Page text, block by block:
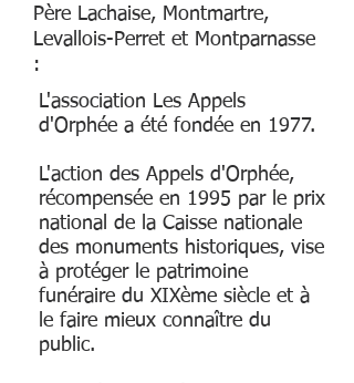
Père Lachaise, Montmartre,
Levallois-Perret et Montparnasse
:
L'association Les Appels
d'Orphée a été fondée en 1977.
L'action des Appels d'Orphée,
récompensée en 1995 par le prix
national de la Caisse nationale
des monuments historiques, vise
à protéger le patrimoine
funéraire du XIXème siècle et à
le faire mieux connaître du
public.